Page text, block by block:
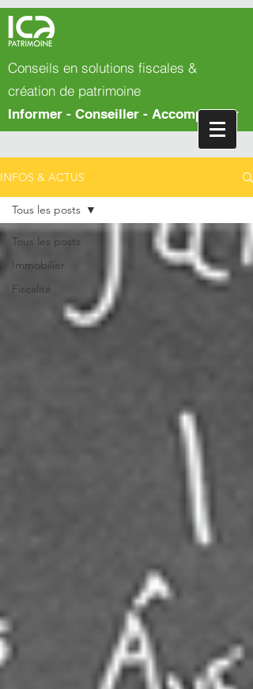
Conseils en solutions fiscales &
création de patrimoine
Informer - Conseiller - Accompagner
INFOS & ACTUS
Tous les posts
Immobilier
Fiscalité
Tous les posts